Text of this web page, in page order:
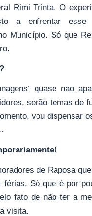
Rimi Trinta. O
a enfrentar
Município. Só que
quase não
serão temas de
vou dispensar
de Raposa
férias. Só que é por
fato de não ter a
visita.